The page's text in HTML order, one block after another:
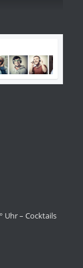
Uhr – Cocktails